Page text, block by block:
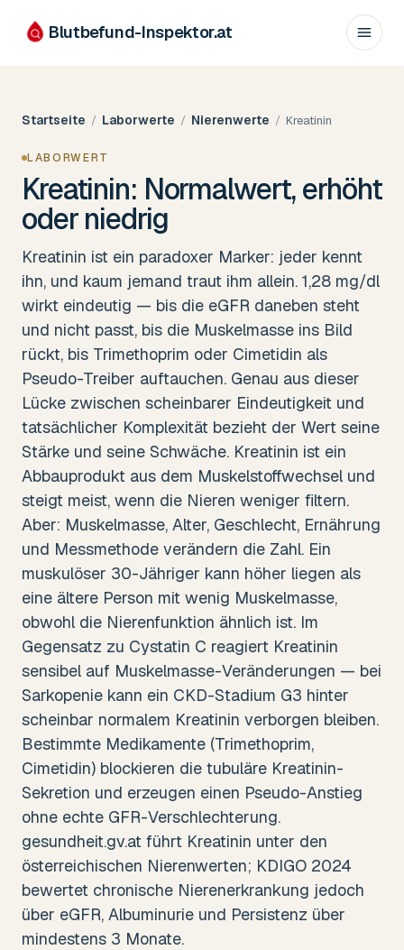
Blutbefund-Inspektor.at
Startseite / Laborwerte / Nierenwerte / Kreatinin
LABORWERT
Kreatinin: Normalwert, erhöht
oder niedrig
Kreatinin ist ein paradoxer Marker: jeder kennt
ihn, und kaum jemand traut ihm allein. 1,28 mg/dl
wirkt eindeutig — bis die eGFR daneben steht
und nicht passt, bis die Muskelmasse ins Bild
rückt, bis Trimethoprim oder Cimetidin als
Pseudo-Treiber auftauchen. Genau aus dieser
Lücke zwischen scheinbarer Eindeutigkeit und
tatsächlicher Komplexität bezieht der Wert seine
Stärke und seine Schwäche. Kreatinin ist ein
Abbauprodukt aus dem Muskelstoffwechsel und
steigt meist, wenn die Nieren weniger filtern.
Aber: Muskelmasse, Alter, Geschlecht, Ernährung
und Messmethode verändern die Zahl. Ein
muskulöser 30-Jähriger kann höher liegen als
eine ältere Person mit wenig Muskelmasse,
obwohl die Nierenfunktion ähnlich ist. Im
Gegensatz zu Cystatin C reagiert Kreatinin
sensibel auf Muskelmasse-Veränderungen — bei
Sarkopenie kann ein CKD-Stadium G3 hinter
scheinbar normalem Kreatinin verborgen bleiben.
Bestimmte Medikamente (Trimethoprim,
Cimetidin) blockieren die tubuläre Kreatinin-
Sekretion und erzeugen einen Pseudo-Anstieg
ohne echte GFR-Verschlechterung.
gesundheit.gv.at führt Kreatinin unter den
österreichischen Nierenwerten; KDIGO 2024
bewertet chronische Nierenerkrankung jedoch
über eGFR, Albuminurie und Persistenz über
mindestens 3 Monate.